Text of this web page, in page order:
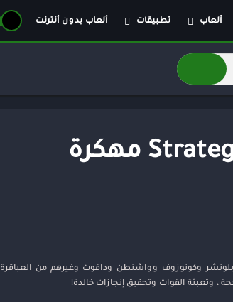
ألعاب
ألعاب حركة
ألعاب كلاسيكية
ألغاز
مغامرات
لوحة
تطبيقات
أدوات الفيديو
الجمال
ألعاب بدون أنترنت
تحميل لعبة Strategy & War 2: Empire War مهكرة
وكوتوزوف وواشنطن ودافوت وغيرهم من العباقرة
، وتعبئة القوات وتحقيق إنجازات خالدة!